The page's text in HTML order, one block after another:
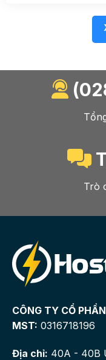
Trò
CÔNG TY CỔ
MST: 0316718196
Địa chỉ: 40A - 40B